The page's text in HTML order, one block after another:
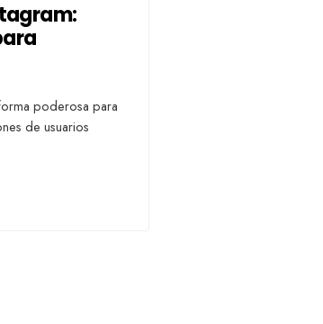
poderosa para
de usuarios